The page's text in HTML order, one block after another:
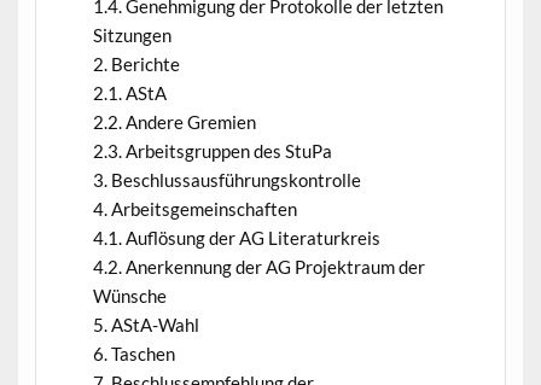
1.4. Genehmigung der Protokolle der letzten
Sitzungen
Berichte
2.1. AStA
2.2. Andere Gremien
2.3. Arbeitsgruppen des StuPa
Beschlussausführungskontrolle
Arbeitsgemeinschaften
4.1. Auflösung der AG Literaturkreis
4.2. Anerkennung der AG Projektraum der
Wünsche
AStA-Wahl
Taschen